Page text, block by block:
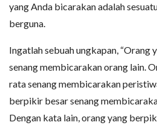
yang Anda bicarakan adalah
berguna.
Ingatlah sebuah ungkapan,
senang membicarakan orang lain.
rata senang membicarakan
berpikir besar senang
Dengan kata lain, orang yang